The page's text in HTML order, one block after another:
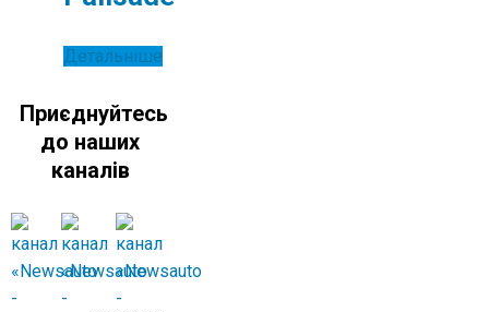
Детальніше
Приєднуйтесь
до наших
каналів